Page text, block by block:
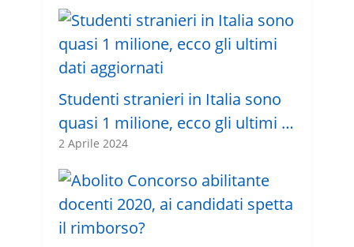
Studenti stranieri in Italia sono
quasi 1 milione, ecco gli ultimi …
2 Aprile 2024